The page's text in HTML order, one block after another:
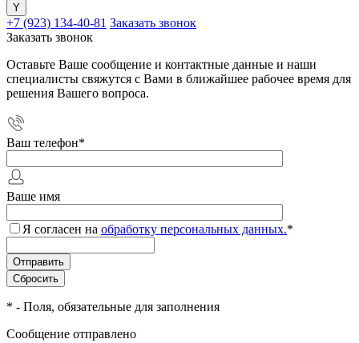
+7 (923) 134-40-81 Заказать звонок
Заказать звонок
Оставьте Ваше сообщение и контактные данные и наши
специалисты свяжутся с Вами в ближайшее рабочее время для
решения Вашего вопроса.
Ваш телефон*
Ваше имя
Я согласен на обработку персональных данных.*
* - Поля, обязательные для заполнения
Сообщение отправлено